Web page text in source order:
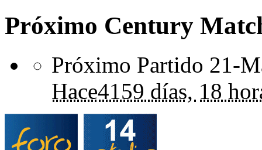
Próximo Century
Próximo Partido 21-
Hace4159 días, 18